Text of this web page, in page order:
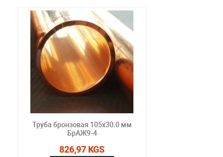
Труба бронзовая 105х30.0 мм
БрАЖ9-4
826,97 KGS